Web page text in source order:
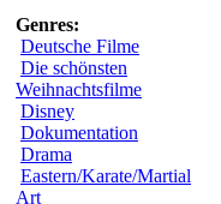
Genres:
Deutsche Filme
Die schönsten
Weihnachtsfilme
Disney
Dokumentation
Drama
Eastern/Karate/Martial
Art